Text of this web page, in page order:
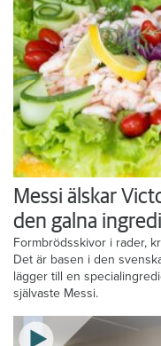
Messi älskar
den galna
Formbrödsskivor i rader,
Det är basen i den
lägger till en
självaste Messi.